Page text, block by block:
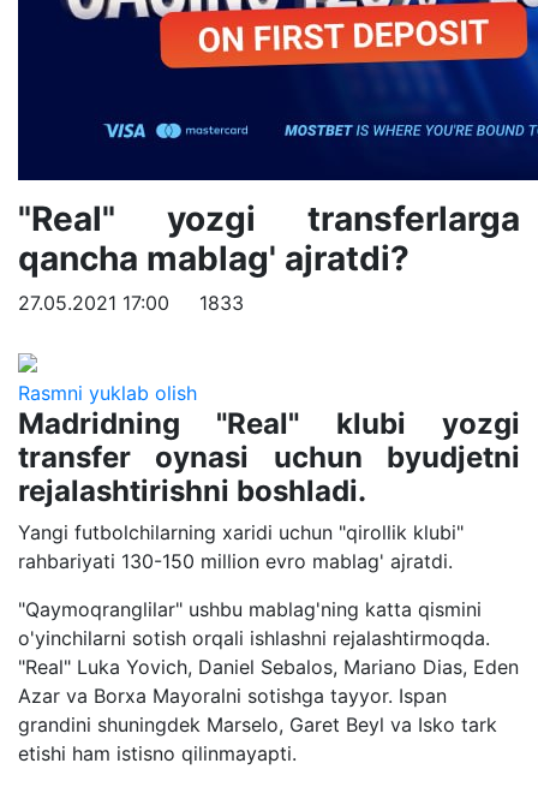
"Real" yozgi transferlarga
qancha mablag' ajratdi?
27.05.2021 17:00 1833
Rasmni yuklab olish
Madridning "Real" klubi yozgi
transfer oynasi uchun byudjetni
rejalashtirishni boshladi.
Yangi futbolchilarning xaridi uchun "qirollik klubi"
rahbariyati 130-150 million evro mablag' ajratdi.
"Qaymoqranglilar" ushbu mablag'ning katta qismini
o'yinchilarni sotish orqali ishlashni rejalashtirmoqda.
"Real" Luka Yovich, Daniel Sebalos, Mariano Dias, Eden
Azar va Borxa Mayoralni sotishga tayyor. Ispan
grandini shuningdek Marselo, Garet Beyl va Isko tark
etishi ham istisno qilinmayapti.